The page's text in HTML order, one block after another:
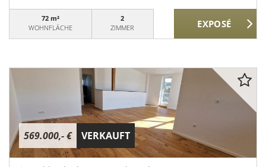
72 m²
WOHNFLÄCHE
2
ZIMMER
569.000,- € VERKAUFT